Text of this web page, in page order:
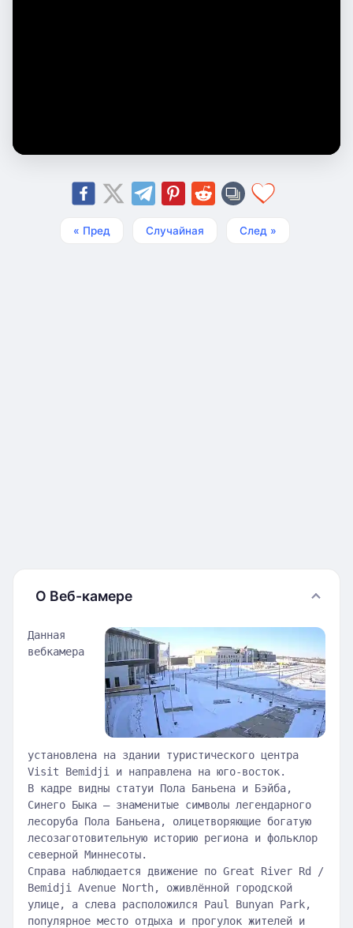
« Пред Случайная След »
О Веб-камере
Данная
вебкамера
установлена на здании туристического центра
Visit Bemidji и направлена на юго-восток.
В кадре видны статуи Пола Баньена и Бэйба,
Синего Быка — знаменитые символы легендарного
лесоруба Пола Баньена, олицетворяющие богатую
лесозаготовительную историю региона и фольклор
северной Миннесоты.
Справа наблюдается движение по Great River Rd /
Bemidji Avenue North, оживлённой городской
улице, а слева расположился Paul Bunyan Park,
популярное место отдыха и прогулок жителей и